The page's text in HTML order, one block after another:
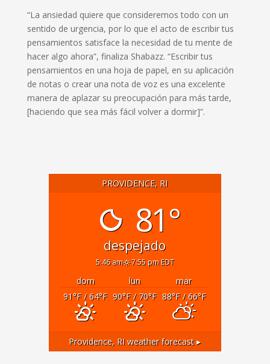
“La ansiedad quiere que consideremos todo con un
sentido de urgencia, por lo que el acto de escribir tus
pensamientos satisface la necesidad de tu mente de
hacer algo ahora”, finaliza Shabazz. “Escribir tus
pensamientos en una hoja de papel, en su aplicación
de notas o crear una nota de voz es una excelente
manera de aplazar su preocupación para más tarde,
[haciendo que sea más fácil volver a dormir]”.
PROVIDENCE, RI
81°
despejado
5:46 am 7:55 pm EDT
dom lun
mar
91°F/ 64°F 90°F/ 70°F 88°F/ 66°F
Providence, RI weather forecast ▸